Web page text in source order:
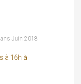
Juin 2018
à 16h à